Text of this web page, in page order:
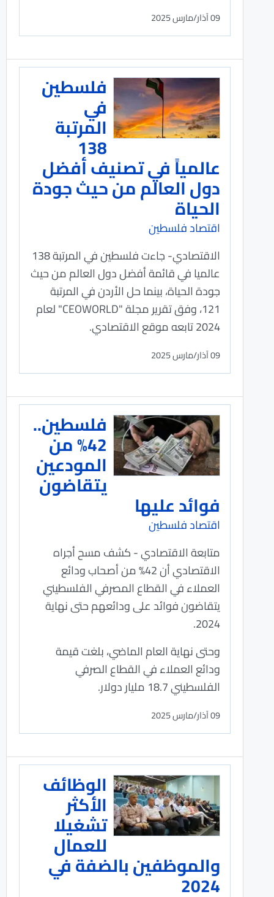
09 آذار/مارس 2025
فلسطين
في
المرتبة
138
عالمياً في تصنيف أفضل
دول العالم من حيث جودة
الحياة
اقتصاد فلسطين
الاقتصادي- جاءت فلسطين في المرتبة 138
عالميا في قائمة أفضل دول العالم من حيث
جودة الحياة، بينما حل الأردن في المرتبة
121، وفق تقرير مجلة "CEOWORLD" لعام
2024 تابعه موقع الاقتصادي.
09 آذار/مارس 2025
فلسطين..
42% من
المودعين
يتقاضون
فوائد عليها
اقتصاد فلسطين
متابعة الاقتصادي - كشف مسح أجراه
الاقتصادي أن 42% من أصحاب ودائع
العملاء في القطاع المصرفي الفلسطيني
يتقاضون فوائد على ودائعهم حتى نهاية
2024.
وحتى نهاية العام الماضي، بلغت قيمة
ودائع العملاء في القطاع الصرفي
الفلسطيني 18.7 مليار دولار.
09 آذار/مارس 2025
الوظائف
الأكثر
تشغيلا
للعمال
والموظفين بالضفة في
2024